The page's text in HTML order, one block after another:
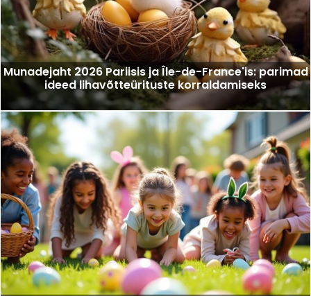
Munadejaht 2026 Pariisis ja Île-de-France'is: parimad
ideed lihavõtteürituste korraldamiseks